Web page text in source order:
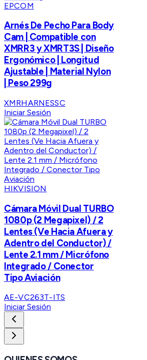
EPCOM
Arnés De Pecho Para Body
Cam | Compatible con
XMRR3 y XMRT3S | Diseño
Ergonómico | Longitud
Ajustable | Material Nylon
| Peso 299g
XMRHARNESSC
Iniciar Sesión
HIKVISION
Cámara Móvil Dual TURBO
1080p (2 Megapixel) / 2
Lentes (Ve Hacia Afuera y
Adentro del Conductor) /
Lente 2.1 mm / Micrófono
Integrado / Conector
Tipo Aviación
AE-VC263T-ITS
Iniciar Sesión